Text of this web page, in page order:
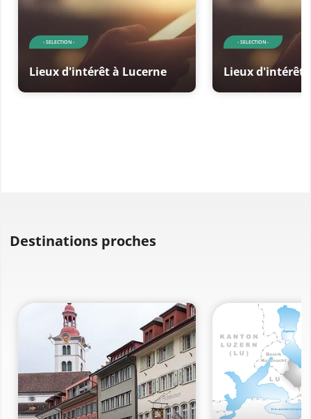
- SELECTION -
Lieux d'intérêt à Lucerne
- SELECTION -
Lieux d'intérêt
Destinations proches